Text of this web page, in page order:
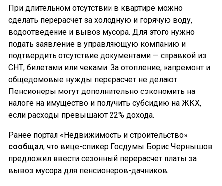
При длительном отсутствии в квартире можно
сделать перерасчет за холодную и горячую воду,
водоотведение и вывоз мусора. Для этого нужно
подать заявление в управляющую компанию и
подтвердить отсутствие документами — справкой из
СНТ, билетами или чеками. За отопление, капремонт и
общедомовые нужды перерасчет не делают.
Пенсионеры могут дополнительно сэкономить на
налоге на имущество и получить субсидию на ЖКХ,
если расходы превышают 22% дохода.
Ранее портал «Недвижимость и строительство»
сообщал, что вице-спикер Госдумы Борис Чернышов
предложил ввести сезонный перерасчет платы за
вывоз мусора для пенсионеров-дачников.